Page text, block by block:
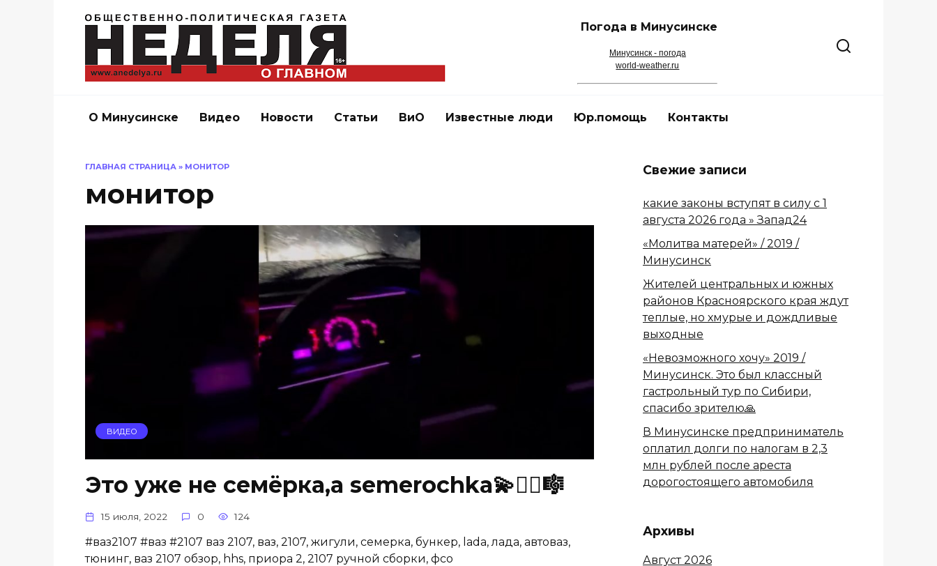
Погода в Минусинске
Минусинск - погода
world-weather.ru
О Минусинске Видео Новости Статьи ВиО Известные люди Юр.помощь Контакты
ГЛАВНАЯ СТРАНИЦА » МОНИТОР
монитор
ВИДЕО
Это уже не семёрка,а semerochka💫❤️‍🔥🎼
15 июля, 2022 0 124
#ваз2107 #ваз #2107 ваз 2107, ваз, 2107, жигули, семерка, бункер, lada, лада, автоваз,
тюнинг, ваз 2107 обзор, hhs, приора 2, 2107 ручной сборки, фсо
Свежие записи
какие законы вступят в силу с 1
августа 2026 года » Запад24
«Молитва матерей» / 2019 /
Минусинск
Жителей центральных и южных
районов Красноярского края ждут
теплые, но хмурые и дождливые
выходные
«Невозможного хочу» 2019 /
Минусинск. Это был классный
гастрольный тур по Сибири,
спасибо зрителю🙏
В Минусинске предприниматель
оплатил долги по налогам в 2,3
млн рублей после ареста
дорогостоящего автомобиля
Архивы
Август 2026